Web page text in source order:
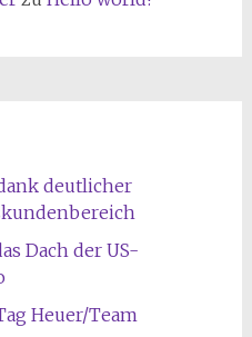
deutlicher
Dach der US-
Heuer/Team